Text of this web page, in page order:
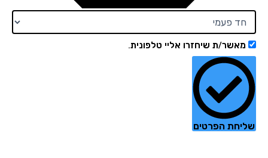
מאשר/ת שיחזרו אליי טלפונית.
הפרטים